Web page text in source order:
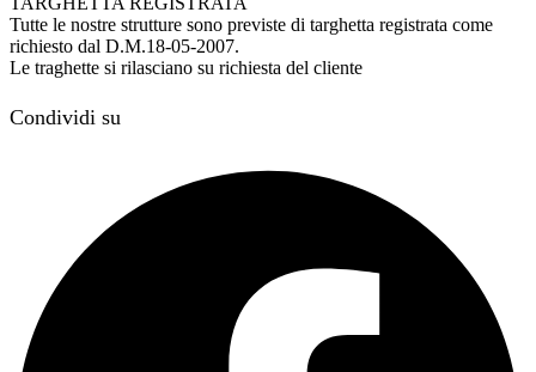
Tutte le nostre strutture sono previste di targhetta registrata come
richiesto dal D.M.18-05-2007.
Le traghette si rilasciano su richiesta del cliente
Condividi su